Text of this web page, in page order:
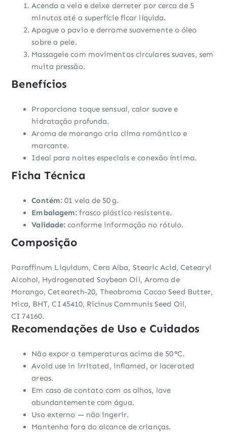
Acenda a vela e deixe derreter por cerca de 5
minutos até a superfície ficar líquida.
Apague o pavio e derrame suavemente o óleo
sobre a pele.
Massageie com movimentos circulares suaves, sem
muita pressão.
Benefícios
Proporciona toque sensual, calor suave e
hidratação profunda.
Aroma de morango cria clima romântico e
marcante.
Ideal para noites especiais e conexão íntima.
Ficha Técnica
Contém: 01 vela de 50 g.
Embalagem: frasco plástico resistente.
Validade: conforme informação no rótulo.
Composição
Paraffinum Liquidum, Cera Alba, Stearic Acid, Cetearyl
Alcohol, Hydrogenated Soybean Oil, Aroma de
Morango, Ceteareth‑20, Theobroma Cacao Seed Butter,
Mica, BHT, CI 45410, Ricinus Communis Seed Oil,
CI 74160.
Recomendações de Uso e Cuidados
Não expor a temperaturas acima de 50 °C.
Avoid use in irritated, inflamed, or lacerated
areas.
Em caso de contato com os olhos, lave
abundantemente com água.
Uso externo — não ingerir.
Mantenha fora do alcance de crianças.